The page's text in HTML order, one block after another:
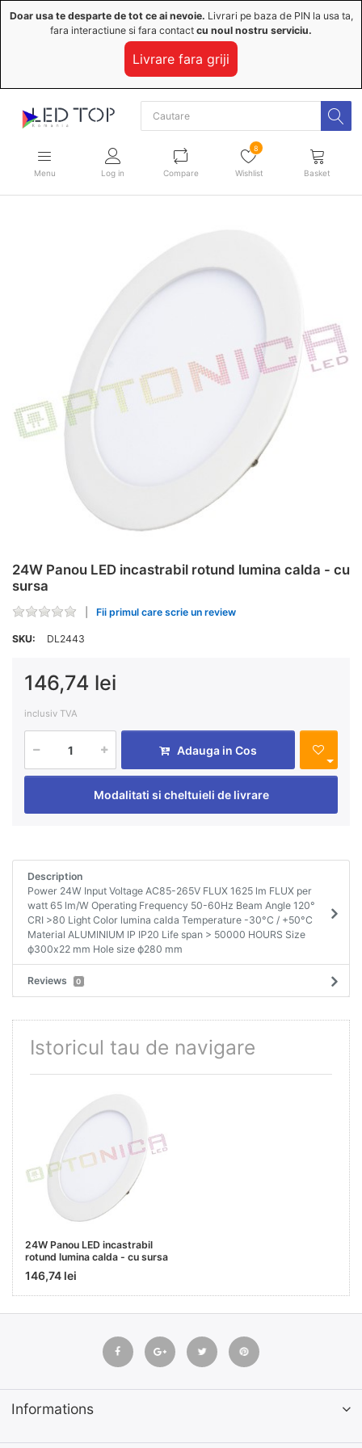
Doar usa te desparte de tot ce ai nevoie. Livrari pe baza de PIN la usa ta,
fara interactiune si fara contact cu noul nostru serviciu.
Livrare fara griji
Menu Log in Compare
8
Wishlist Basket
24W Panou LED incastrabil rotund lumina calda - cu
sursa
Fii primul care scrie un review
SKU: DL2443
146,74 lei
inclusiv TVA
Adauga in Cos
Modalitati si cheltuieli de livrare
Description
Power 24W Input Voltage AC85-265V FLUX 1625 lm FLUX per
watt 65 lm/W Operating Frequency 50-60Hz Beam Angle 120°
CRI >80 Light Color lumina calda Temperature -30°C / +50°C
Material ALUMINIUM IP IP20 Life span > 50000 HOURS Size
ф300x22 mm Hole size ф280 mm
Reviews 0
Istoricul tau de navigare
24W Panou LED incastrabil
rotund lumina calda - cu sursa
146,74 lei
Informations